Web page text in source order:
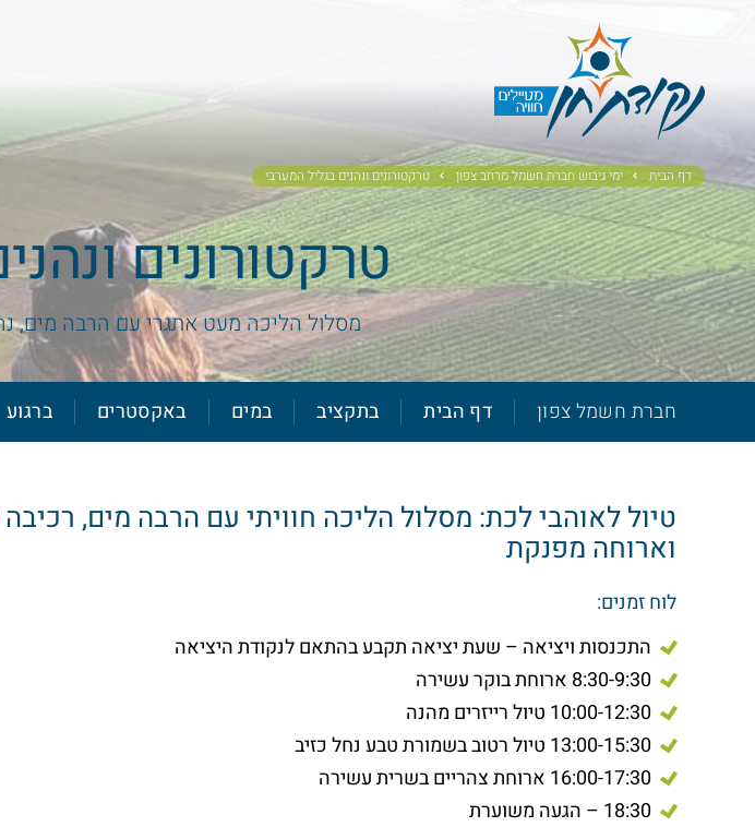
דף הבית ימי גיבוש חברת חשמל מרחב צפון טרקטורונים ונהנים בגליל המערבי
טרקטורונים
מסלול הליכה מעט אתגרי עם הרבה מים,
חברת חשמל צפון דף הבית בתקציב במים באקסטרים ברגוע
טיול לאוהבי לכת: מסלול הליכה חוויתי עם הרבה מים,
וארוחה מפנקת
לוח זמנים:
התכנסות ויציאה – שעת יציאה תקבע בהתאם לנקודת היציאה
8:30-9:30 ארוחת בוקר עשירה
10:00-12:30 טיול רייזרים מהנה
13:00-15:30 טיול רטוב בשמורת טבע נחל כזיב
16:00-17:30 ארוחת צהריים בשרית עשירה
18:30 – הגעה משוערת